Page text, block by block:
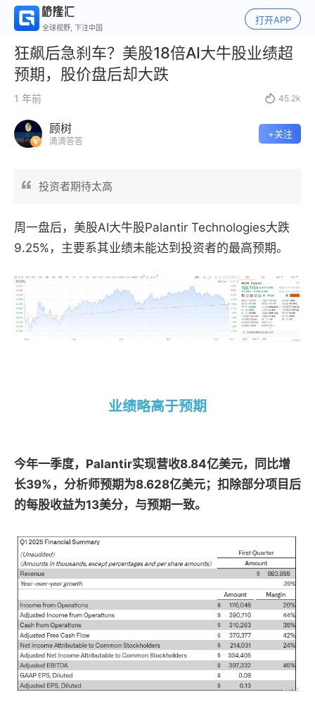
全球视野, 下注中国
打开APP
狂飙后急刹车？美股18倍AI大牛股业绩超
预期，股价盘后却大跌
1 年前  45.2k
顾树
滴滴答答
+关注
投资者期待太高
周一盘后，美股AI大牛股Palantir Technologies大跌
9.25%，主要系其业绩未能达到投资者的最高预期。
业绩略高于预期
今年一季度，Palantir实现营收8.84亿美元，同比增
长39%，分析师预期为8.628亿美元；扣除部分项目后
的每股收益为13美分，与预期一致。